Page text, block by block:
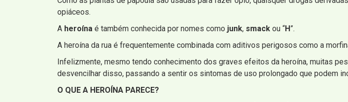
opiáceos.
A heroína é também conhecida por nomes como junk, smack ou “H”.
A heroína da rua é frequentemente combinada com aditivos perigosos como a
Infelizmente, mesmo tendo conhecimento dos graves efeitos da heroína, muitas
desvencilhar disso, passando a sentir os sintomas de uso prolongado que podem
O QUE A HEROÍNA PARECE?